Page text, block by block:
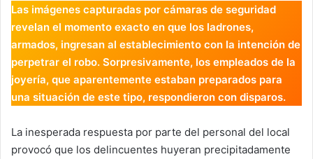
Las imágenes capturadas por cámaras de seguridad
revelan el momento exacto en que los ladrones,
armados, ingresan al establecimiento con la intención de
perpetrar el robo. Sorpresivamente, los empleados de la
joyería, que aparentemente estaban preparados para
una situación de este tipo, respondieron con disparos.
La inesperada respuesta por parte del personal del local
provocó que los delincuentes huyeran precipitadamente